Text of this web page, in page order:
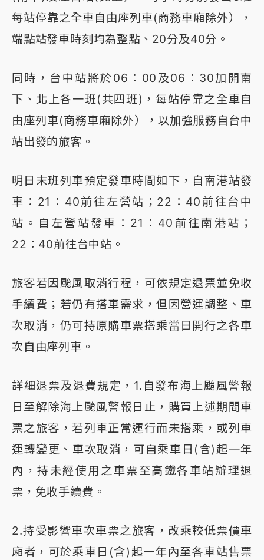
每站停靠之全車自由座列車(商務車廂除外），
端點站發車時刻均為整點、20分及40分。
同時，台中站將於06：00及06：30加開南
下、北上各一班(共四班)，每站停靠之全車自
由座列車(商務車廂除外），以加強服務自台中
站出發的旅客。
明日末班列車預定發車時間如下，自南港站發
車：21：40前往左營站；22：40前往台中
站。自左營站發車：21：40前往南港站；
22：40前往台中站。
旅客若因颱風取消行程，可依規定退票並免收
手續費；若仍有搭車需求，但因營運調整、車
次取消，仍可持原購車票搭乘當日開行之各車
次自由座列車。
詳細退票及退費規定，1.自發布海上颱風警報
日至解除海上颱風警報日止，購買上述期間車
票之旅客，若列車正常運行而未搭乘，或列車
運轉變更、車次取消，可自乘車日(含)起一年
內，持未經使用之車票至高鐵各車站辦理退
票，免收手續費。
2.持受影響車次車票之旅客，改乘較低票價車
廂者，可於乘車日(含)起一年內至各車站售票